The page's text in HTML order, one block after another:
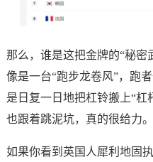
那么，谁是这把金牌的“秘
像是一台“跑步龙卷风”，跑
是日复一日地把杠铃搬上“杠
也跟着跳泥坑，真的很给力。
如果你看到英国人犀利地固